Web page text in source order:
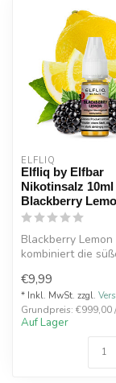
ELFLIQ
Elfliq by Elfbar
Nikotinsalz
Blackberry
Blackberry Lemon
kombiniert die
reifen Bromb...
€9,99
* Inkl. MwSt. zzgl.
Grundpreis: €999,00
Auf Lager